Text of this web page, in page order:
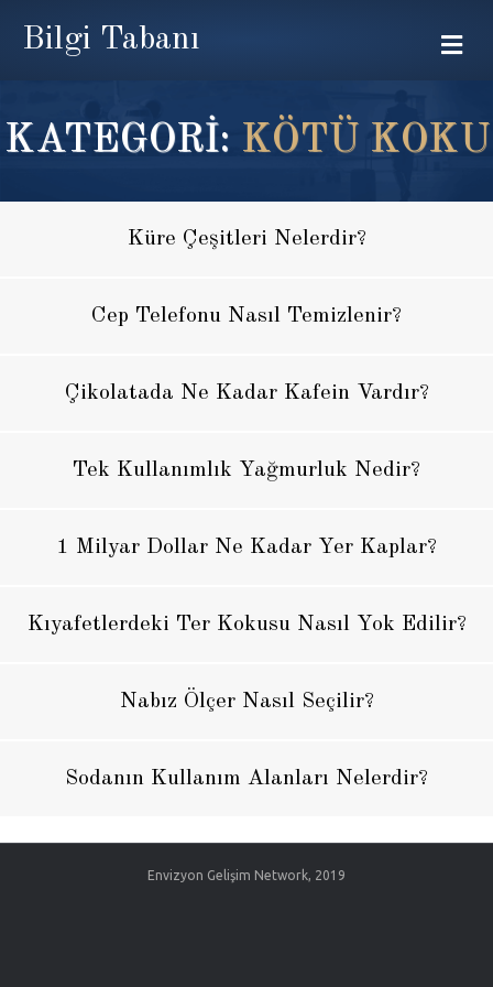
Bilgi Tabanı
KATEGORİ: KÖTÜ KOKU
Küre Çeşitleri Nelerdir?
Cep Telefonu Nasıl Temizlenir?
Çikolatada Ne Kadar Kafein Vardır?
Tek Kullanımlık Yağmurluk Nedir?
1 Milyar Dollar Ne Kadar Yer Kaplar?
Kıyafetlerdeki Ter Kokusu Nasıl Yok Edilir?
Nabız Ölçer Nasıl Seçilir?
Sodanın Kullanım Alanları Nelerdir?
Envizyon Gelişim Network, 2019